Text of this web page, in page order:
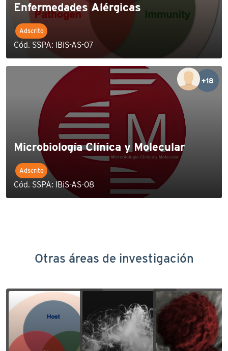
Enfermedades Alérgicas
Adscrito
Cód. SSPA: IBiS-AS-07
+18
Microbiología Clínica y Molecular
Adscrito
Cód. SSPA: IBiS-AS-08
Otras áreas de investigación